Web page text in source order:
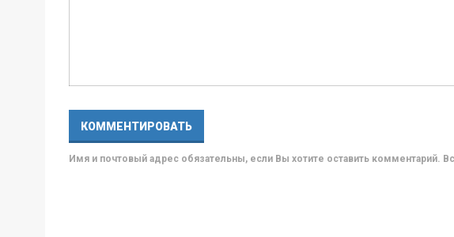
Имя и почтовый адрес обязательны, если Вы хотите оставить комментарий.